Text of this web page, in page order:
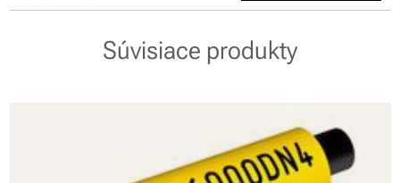
Súvisiace produkty